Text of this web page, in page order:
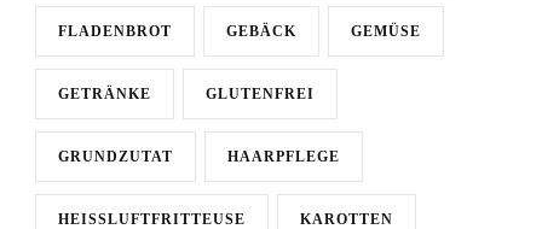
FLADENBROT GEBÄCK GEMÜSE
GETRÄNKE GLUTENFREI
GRUNDZUTAT HAARPFLEGE
HEISSLUFTFRITTEUSE KAROTTEN